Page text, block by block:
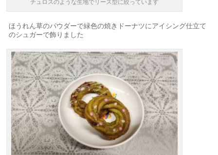
チュロスのような生地でリース型に絞っています
ほうれん草のパウダーで緑色の焼きドーナツにアイシング仕立て
のシュガーで飾りました